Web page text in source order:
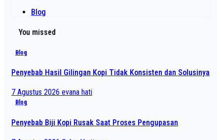
Blog
You missed
Blog
Penyebab Hasil Gilingan Kopi Tidak Konsisten dan Solusinya
7 Agustus 2026 evana hati
Blog
Penyebab Biji Kopi Rusak Saat Proses Pengupasan